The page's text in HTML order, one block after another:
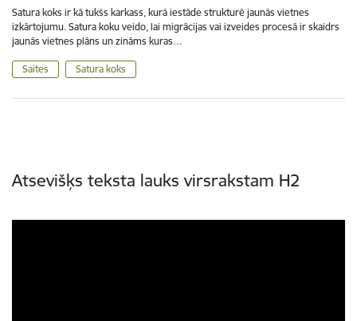
Satura koks ir kā tukšs karkass, kurā iestāde strukturē jaunās vietnes
izkārtojumu. Satura koku veido, lai migrācijas vai izveides procesā ir skaidrs
jaunās vietnes plāns un zināms kuras…
Saites Satura koks
Atsevišķs teksta lauks virsrakstam H2